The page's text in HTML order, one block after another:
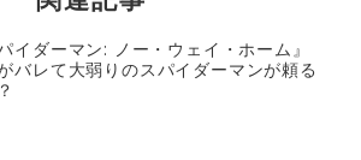
パイダーマン: ノー・ウェイ・ホーム』
バレて大弱りのスパイダーマンが頼る